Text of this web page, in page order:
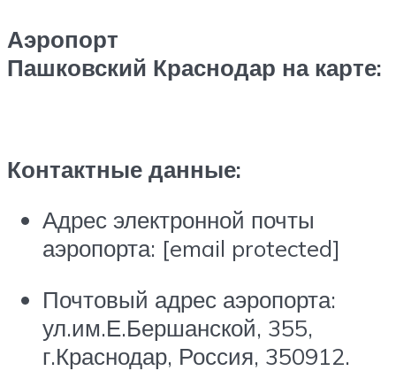
Аэропорт
Пашковский Краснодар на карте:
Контактные данные:
Адрес электронной почты
аэропорта: [email protected]
Почтовый адрес аэропорта:
ул.им.Е.Бершанской, 355,
г.Краснодар, Россия, 350912.